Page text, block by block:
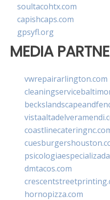
soultacohtx.com
capishcaps.com
gpsyfl.org
MEDIA
vwrepairarlington.com
dmtacos.com
hornopizza.com